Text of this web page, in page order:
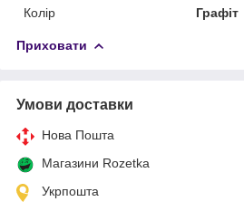
Колір
Графіт
Приховати
Умови доставки
Нова Пошта
Магазини Rozetka
Укрпошта